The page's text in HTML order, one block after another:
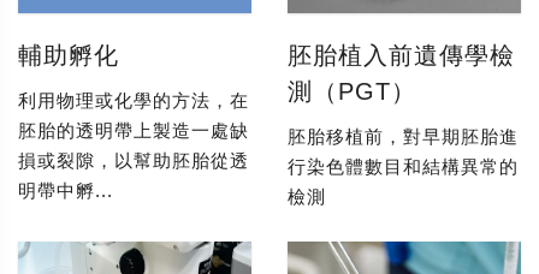
輔助孵化
利用物理或化學的方法，在
胚胎的透明帶上製造一處缺
損或裂隙，以幫助胚胎從透
明帶中孵...
胚胎植入前遺傳學檢
測（PGT）
胚胎移植前，對早期胚胎進
行染色體數目和結構異常的
檢測